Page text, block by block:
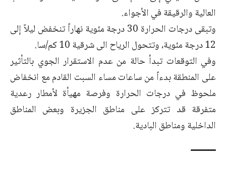
العالية والرقيقة في الأجواء.
وتبقى درجات الحرارة 30 درجة مئوية نهاراً تنخفض ليلاً إلى
12 درجة مئوية، وتتحول الرياح الى شرقية 10 كم/سا.
وفي التوقعات تبدأ حالة من عدم الاستقرار الجوي بالتأثير
على المنطقة بدءاً من ساعات مساء السبت القادم مع انخفاض
ملحوظ في درجات الحرارة وفرصة مهيأة لأمطار رعدية
متفرقة قد تتركز على مناطق الجزيرة وبعض المناطق
الداخلية ومناطق البادية.